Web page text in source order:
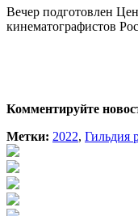
Вечер подготовлен
кинематографистов
Комментируйте
Метки: 2022, Гильдия